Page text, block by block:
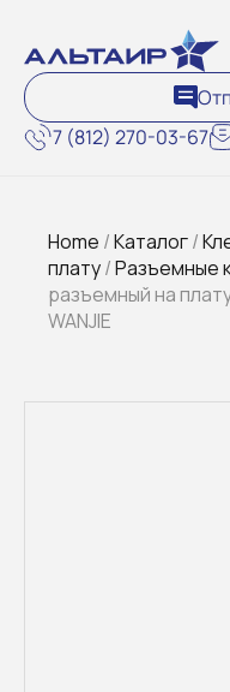
7 (812) 270-03-67
Home /Каталог/
плату/Разъемные
разъемный на
WANJIE